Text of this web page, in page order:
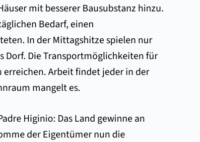
mit besserer Bausubstanz hinzu.
Bedarf, einen
In der Mittagshitze spielen nur
Dorf. Die Transportmöglichkeiten für
erreichen. Arbeit findet jeder in der
mangelt es.
Higinio: Das Land gewinne an
der Eigentümer nun die